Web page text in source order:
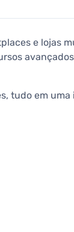
e lojas
tudo em